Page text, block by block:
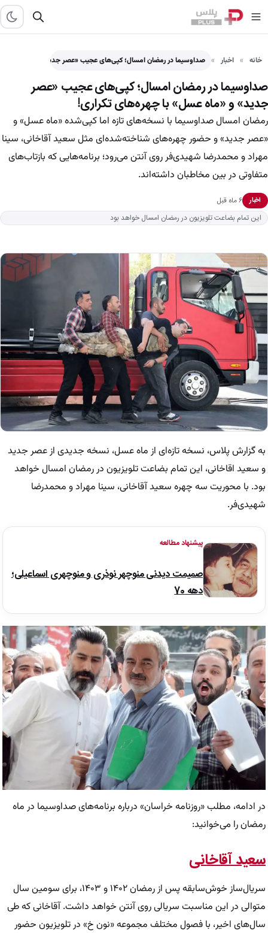
خانه اخبار صداوسیما در رمضان امسال؛ کپی‌های عجیب «عصر جدید» و «ماه…
صداوسیما در رمضان امسال؛ کپی‌های عجیب «عصر
جدید» و «ماه عسل» با چهره‌های تکراری!
رمضان امسال صداوسیما با نسخه‌های تازه اما کپی‌شده «ماه عسل» و
«عصر جدید» و حضور چهره‌های شناخته‌شده‌ای مثل سعید آقاخانی، سینا
مهراد و محمدرضا شهیدی‌فر روی آنتن می‌رود؛ برنامه‌هایی که بازتاب‌های
متفاوتی در بین مخاطبان داشته‌اند.
اخبار
۶ ماه قبل
این تمام بضاعت تلویزیون در رمضان امسال خواهد بود
به گزارش پلاس، نسخه تازه‌ای از ماه عسل، نسخه جدیدی از عصر جدید
و سعید اقاخانی، این تمام بضاعت تلویزیون در رمضان امسال خواهد
بود. با محوریت سه چهره سعید آقاخانی، سینا مهراد و محمدرضا
شهیدی‌فر.
پیشنهاد مطالعه
صمیمت دیدنی منوچهر نوذری و منوچهری اسماعیلی؛
دهه 70
در ادامه، مطلب «روزنامه خراسان» درباره برنامه‌های صداوسیما در ماه
رمضان را می‌خوانید:
سعید آقاخانی
سریال‌ساز خوش‌سابقه پس از رمضان ۱۴۰۲ و ۱۴۰۳، برای سومین سال
متوالی در این مناسبت سریالی روی آنتن خواهد داشت. آقاخانی که طی
سال‌های اخیر، با فصول مختلف مجموعه «نون خ» در تلویزیون حضور